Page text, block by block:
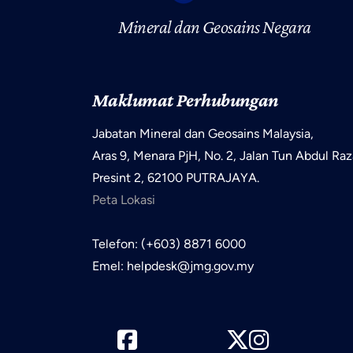
Mineral dan Geosains Negara
Maklumat Perhubungan
Jabatan Mineral dan Geosains Malaysia,
Aras 9, Menara PjH, No. 2, Jalan Tun Abdul
Presint 2, 62100 PUTRAJAYA.
Peta Lokasi
Telefon: (+603) 8871 6000
Emel: helpdesk@jmg.gov.my